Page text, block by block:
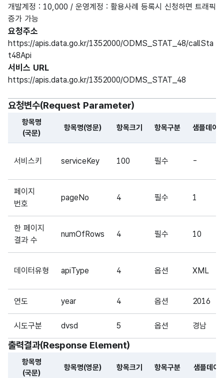
개발계정 : 10,000 / 운영계정 : 활용사례 등록시 신청하면 트래픽
증가 가능
요청주소
https://apis.data.go.kr/1352000/ODMS_STAT_48/callSta
t48Api
서비스 URL
https://apis.data.go.kr/1352000/ODMS_STAT_48
요청변수(Request Parameter)
항목명
(국문)
항목명(영문) 항목크기 항목구분 샘플데이
서비스키 serviceKey 100 필수 -
페이지
번호
pageNo 4 필수 1
한 페이지
결과 수
numOfRows 4 필수 10
데이터유형 apiType 4 옵션 XML
연도 year 4 옵션 2016
시도구분 dvsd 5 옵션 경남
출력결과(Response Element)
항목명
(국문)
항목명(영문) 항목크기 항목구분 샘플데이